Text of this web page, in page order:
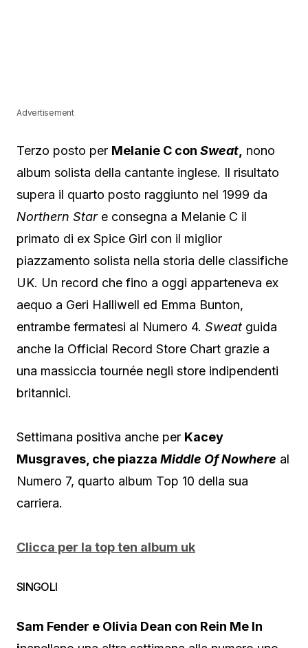
Advertisement
Terzo posto per Melanie C con Sweat nono
album solista della cantante inglese. Il risultato
supera il quarto posto raggiunto nel 1999 da
Northern Stare consegna a Melanie C il
primato di ex Spice Girl con il miglior
piazzamento solista nella storia delle classifiche
UK. Un record che fino a oggi apparteneva ex
aequo a Geri Halliwell ed Emma Bunton,
entrambe fermatesi al Numero 4. Sweat guida
anche la Official Record Store Chart grazie a
una massiccia tournée negli store indipendenti
britannici.
Settimana positiva anche per Kacey
Musgraves , che piazza Middle Of Nowhere al
Numero 7, quarto album Top 10 della sua
carriera.
Clicca per la top ten album uk
SINGOLI
Sam Fender e Olivia Dean con Rein Me In